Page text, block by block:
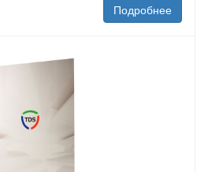
Подробнее